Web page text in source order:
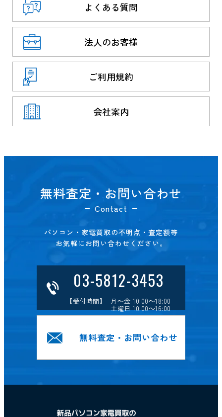
よくある質問
法人のお客様
ご利用規約
会社案内
無料査定・お問い合わせ
Contact
パソコン・家電買取の不明点・査定額等
お気軽にお問い合わせください。
03-5812-3453
【受付時間】 月～金 10:00～18:00
土曜日 10:00～16:00
無料査定・お問い合わせ